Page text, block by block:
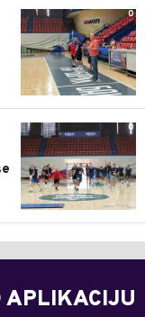
0
0
APLIKACIJU